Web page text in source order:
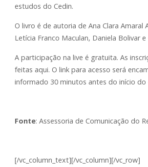
estudos do Cedin.
O livro é de autoria de Ana Clara Amaral
Letícia Franco Maculan, Daniela Bolivar
A participação na live é gratuita. As
feitas aqui. O link para acesso será
informado 30 minutos antes do início do
Fonte: Assessoria de Comunicação do
[/vc_column_text][/vc_column][/vc_row]